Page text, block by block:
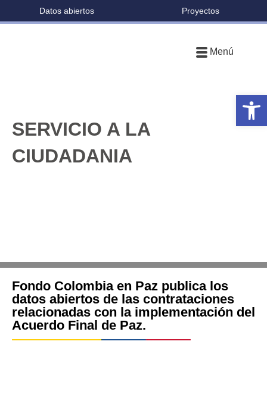
Menú
Datos abiertos Proyectos
SERVICIO A LA
CIUDADANIA
Fondo Colombia en Paz publica los
datos abiertos de las contrataciones
relacionadas con la implementación del
Acuerdo Final de Paz.